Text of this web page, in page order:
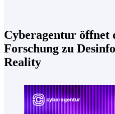
Cyberagentur öffnet
Forschung zu
Reality